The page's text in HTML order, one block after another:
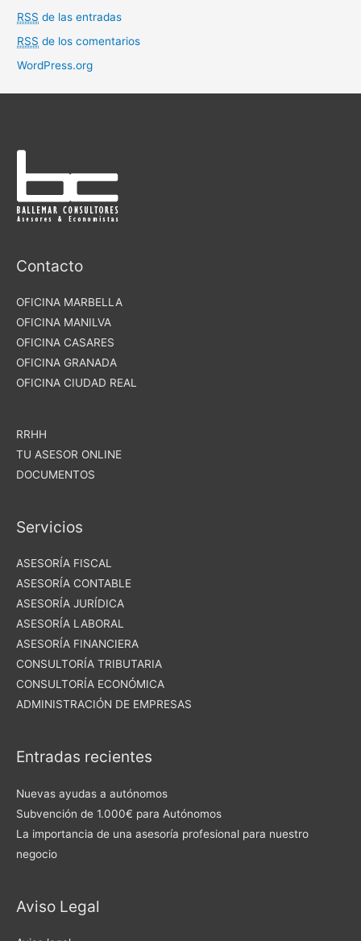
RSS de las entradas
RSS de los comentarios
WordPress.org
Contacto
OFICINA MARBELLA
OFICINA MANILVA
OFICINA CASARES
OFICINA GRANADA
OFICINA CIUDAD REAL
RRHH
TU ASESOR ONLINE
DOCUMENTOS
Servicios
ASESORÍA FISCAL
ASESORÍA CONTABLE
ASESORÍA JURÍDICA
ASESORÍA LABORAL
ASESORÍA FINANCIERA
CONSULTORÍA TRIBUTARIA
CONSULTORÍA ECONÓMICA
ADMINISTRACIÓN DE EMPRESAS
Entradas recientes
Nuevas ayudas a autónomos
Subvención de 1.000€ para Autónomos
La importancia de una asesoría profesional para nuestro
negocio
Aviso Legal